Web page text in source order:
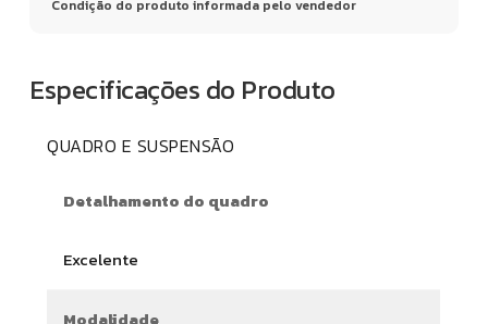
Condição do produto informada pelo vendedor
Especificações do Produto
QUADRO E SUSPENSÃO
Detalhamento do quadro
Excelente